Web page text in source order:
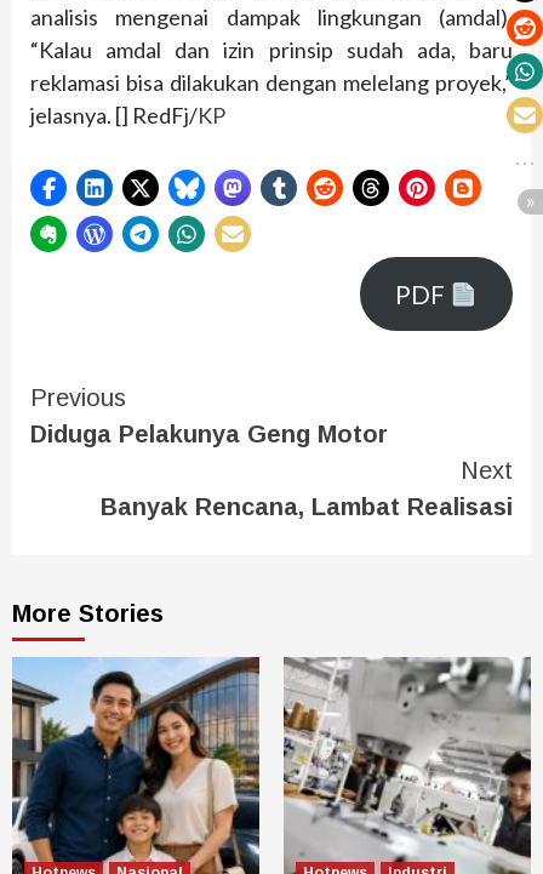
analisis mengenai dampak lingkungan (amdal).
“Kalau amdal dan izin prinsip sudah ada, baru
reklamasi bisa dilakukan dengan melelang proyek,”
jelasnya. [] RedFj/KP
PDF
Previous
Diduga Pelakunya Geng Motor
Next
Banyak Rencana, Lambat Realisasi
More Stories